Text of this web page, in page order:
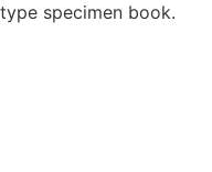
specimen book.